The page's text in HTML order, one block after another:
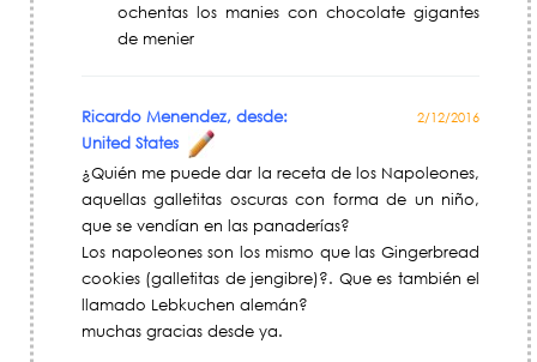
ochentas los manies con chocolate gigantes
de menier
Ricardo Menendez, desde:
United States
2/12/2016
¿Quién me puede dar la receta de los Napoleones,
aquellas galletitas oscuras con forma de un niño,
que se vendían en las panaderías?
Los napoleones son los mismo que las Gingerbread
cookies (galletitas de jengibre)?. Que es también el
llamado Lebkuchen alemán?
muchas gracias desde ya.